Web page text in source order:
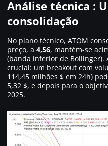
Análise técnica :
consolidação
No plano técnico, ATOM
preço, a 4,56, mantém-se
(banda inferior de Bollinger).
crucial: um breakout com
114,45 milhões $ em 24h)
5,32 $, e depois para o
2025.